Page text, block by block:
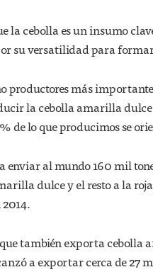
la cebolla es un insumo
su versatilidad para
productores más
la cebolla amarilla
de lo que producimos se
enviar al mundo 160 mil
dulce y el resto a la
también exporta cebolla
a exportar cerca de 27